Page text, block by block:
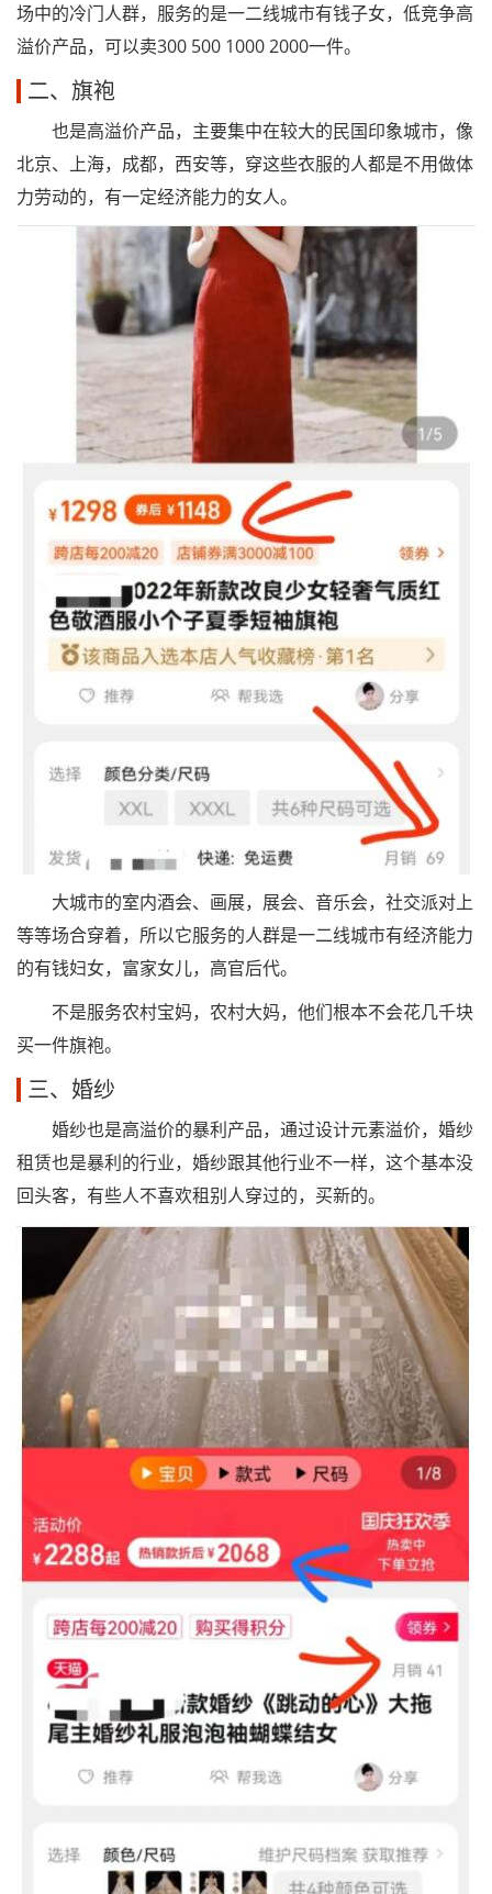
场中的冷门人群，服务的是一二线城市有钱子女，低竞争高
溢价产品，可以卖300 500 1000 2000一件。
二、旗袍
也是高溢价产品，主要集中在较大的民国印象城市，像
北京、上海，成都，西安等，穿这些衣服的人都是不用做体
力劳动的，有一定经济能力的女人。
大城市的室内酒会、画展，展会、音乐会，社交派对上
等等场合穿着，所以它服务的人群是一二线城市有经济能力
的有钱妇女，富家女儿，高官后代。
不是服务农村宝妈，农村大妈，他们根本不会花几千块
买一件旗袍。
三、婚纱
婚纱也是高溢价的暴利产品，通过设计元素溢价，婚纱
租赁也是暴利的行业，婚纱跟其他行业不一样，这个基本没
回头客，有些人不喜欢租别人穿过的，买新的。